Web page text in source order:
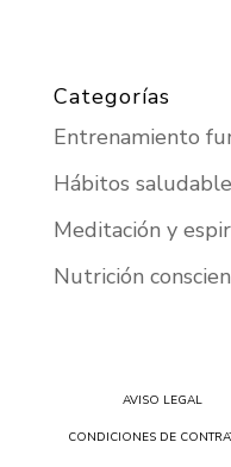
Categorías
Entrenamiento
Hábitos
Meditación y
Nutrición
AVISO LEGAL
CONDICIONES DE